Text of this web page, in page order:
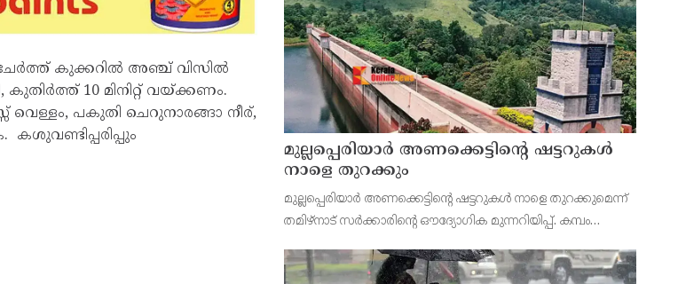
ചേര്‍ത്ത് കുക്കറില്‍ അഞ്ച് വിസില്‍
10 മിനിറ്റ് വയ്ക്കണം.
വെള്ളം, പകുതി ചെറുനാരങ്ങാ നീര്,
സ്വീകരിക്കണമ
മുല്ലപ്പെരിയാർ അണക്കെട്ടിന്റെ ഷട്ടറുകൾ
നാളെ തുറക്കും
മുല്ലപ്പെരിയാർ അണക്കെട്ടിന്റെ ഷട്ടറുകൾ നാളെ തുറക്കുമെന്ന്
തമിഴ്‌നാട് സർക്കാരിന്റെ ഔദ്യോഗിക മുന്നറിയിപ്പ്. കമ്പം
നെൽകൃഷിക്കായി ജലം തുറന്നുവിടുന്ന ചടങ്ങിൽ തമിഴ്ന